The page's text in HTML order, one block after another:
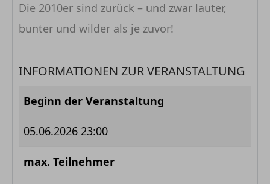
Die 2010er sind zurück – und zwar lauter,
bunter und wilder als je zuvor!
INFORMATIONEN ZUR VERANSTALTUNG
Beginn der Veranstaltung
05.06.2026 23:00
max. Teilnehmer